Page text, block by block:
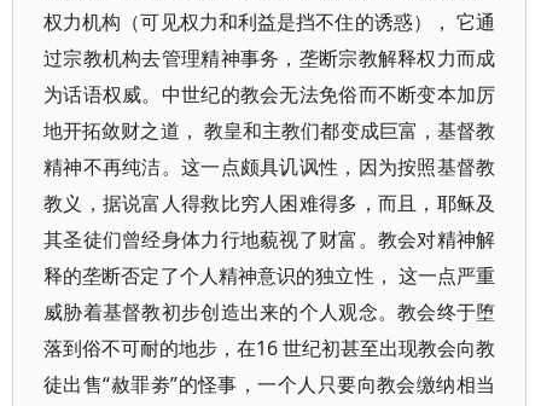
权力机构（可见权力和利益是挡不住的诱惑）， 它通
过宗教机构去管理精神事务，垄断宗教解释权力而成
为话语权威。中世纪的教会无法免俗而不断变本加厉
地开拓敛财之道， 教皇和主教们都变成巨富，基督教
精神不再纯洁。这一点颇具讥讽性，因为按照基督教
教义，据说富人得救比穷人困难得多，而且，耶稣及
其圣徒们曾经身体力行地藐视了财富。教会对精神解
释的垄断否定了个人精神意识的独立性， 这一点严重
威胁着基督教初步创造出来的个人观念。教会终于堕
落到俗不可耐的地步，在16 世纪初甚至出现教会向教
徒出售“赦罪劵”的怪事，一个人只要向教会缴纳相当